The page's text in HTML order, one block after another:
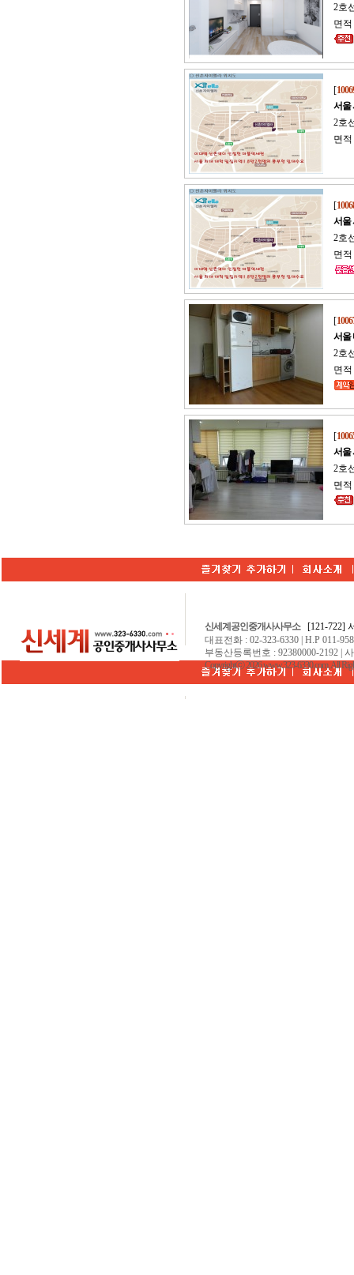
2호
면
[
서울
2호
면
[
서울
2호
면
[
서울
2호
면
[
서울
2호
면
신세계공인중개사사무소[121-722]
대표전화 : 02-323-6330 | H.P 011-
부동산등록번호 : 92380000-2192 |
Copyrightⓒ 2026 www.323-6330.com. All